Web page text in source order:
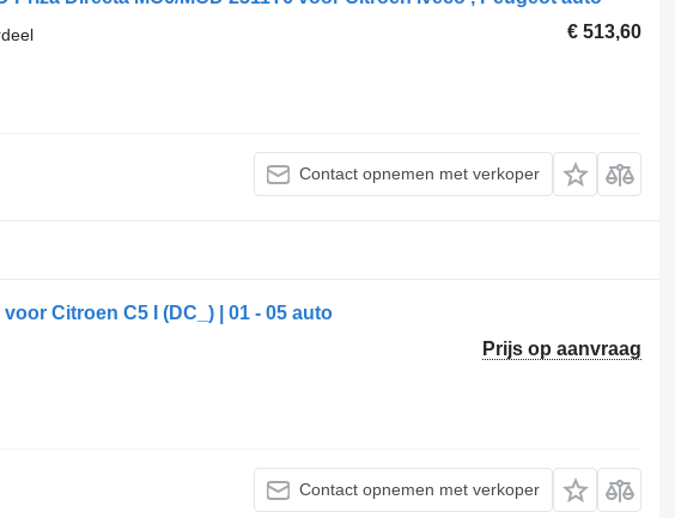
€ 513,60
Contact opnemen met verkoper
Citroen C5 I (DC_) | 01 - 05 auto
Prijs op aanvraag
Contact opnemen met verkoper